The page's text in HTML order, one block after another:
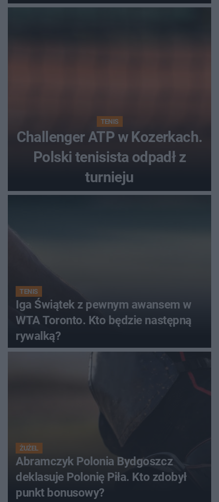
najwięcej punktów?
TENIS
Challenger ATP w Kozerkach.
Polski tenisista odpadł z
turnieju
TENIS
Iga Świątek z pewnym awansem w
WTA Toronto. Kto będzie następną
rywalką?
ŻUŻEL
Abramczyk Polonia Bydgoszcz
deklasuje Polonię Piła. Kto zdobył
punkt bonusowy?